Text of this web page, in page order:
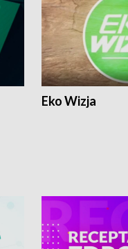
Eko Wizja